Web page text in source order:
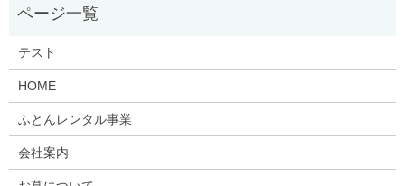
テスト
HOME
ふとんレンタル事業
会社案内